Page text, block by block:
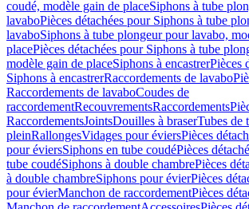
coudé, modèle gain de placeSiphons à tube
lavaboPièces détachées pour Siphons à tube
lavaboSiphons à tube plongeur pour lavabo,
placePièces détachées pour Siphons à tube
modèle gain de placeSiphons à encastrerPièces
Siphons à encastrerRaccordements de lavabo
Raccordements de lavaboCoudes de
raccordementRecouvrementsRaccordements
RaccordementsJointsDouilles à braserTubes de
pleinRallongesVidages pour éviersPièces
pour éviersSiphons en tube coudéPièces
tube coudéSiphons à double chambrePièces
à double chambreSiphons pour évierPièces
pour évierManchon de raccordementPièces